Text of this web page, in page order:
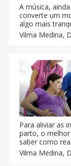
A música,
converte um
algo mais
decidiu instalar
partos,
Vilma Medina,
Para aliviar as
parto, o
saber como
por aí. Muitos
preparação
Vilma Medina,